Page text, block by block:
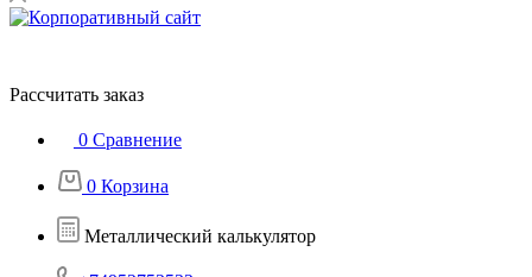
Рассчитать заказ
0 Сравнение
0 Корзина
Металлический калькулятор